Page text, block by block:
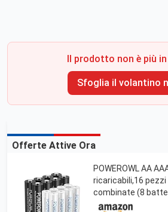
Il prodotto non è più
Sfoglia il volantino
Offerte Attive Ora
POWEROWL AA
ricaricabili,16 pezzi
combinate (8
8 batterie AAA da